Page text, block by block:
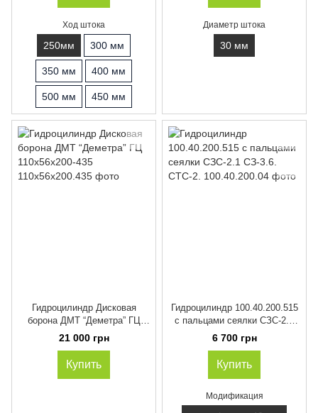
Ход штока
250мм 300 мм
350 мм 400 мм
500 мм 450 мм
Диаметр штока
30 мм
Гидроцилиндр Дисковая
борона ДМТ “Деметра” ГЦ
110х56х200-435
21 000 грн
Купить
Гидроцилиндр 100.40.200.515
с пальцами сеялки СЗС-2.1
СЗ-3.6. СТС-2.
6 700 грн
Купить
Модификация